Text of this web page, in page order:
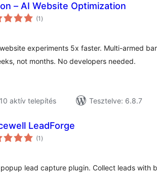
– AI Website Optimization
(1 értékelés
összesen
)
experiments 5x faster. Multi-armed
not months. No developers needed.
aktív telepítés
Tesztelve: 6.8.7
LeadForge
(1 értékelés
összesen
)
lead capture plugin. Collect leads with